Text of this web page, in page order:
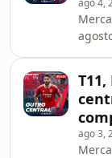
ago 4,
foi a
ago 3,